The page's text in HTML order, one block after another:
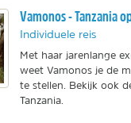
Vamonos - Tanzania
Individuele reis
Met haar jarenlange
weet Vamonos je de
te stellen. Bekijk ook
Tanzania.